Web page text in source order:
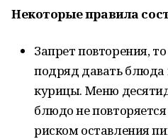
Некоторые правила
Запрет повторения,
подряд давать блюда
курицы. Меню
блюдо не
риском оставления